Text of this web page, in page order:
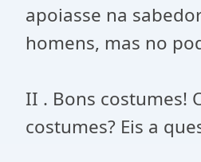
apoiasse na
homens, mas no
II . Bons costumes!
costumes? Eis a